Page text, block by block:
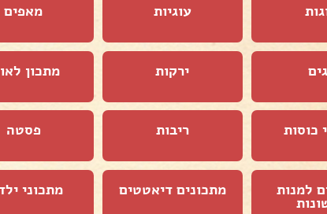
עוגיות מאפים
ירקות מתכון
כוסות ריבות פסטה
למנות מתכונים דיאטטים מתכוני